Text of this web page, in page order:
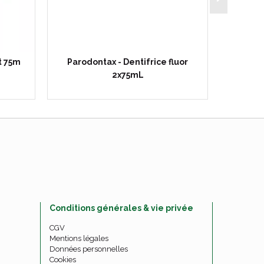
75m
Parodontax - Dentifrice fluor
2x75mL
Conditions générales & vie privée
CGV
Mentions légales
Données personnelles
Cookies